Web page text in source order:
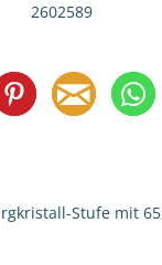
2602589
Stufe mit